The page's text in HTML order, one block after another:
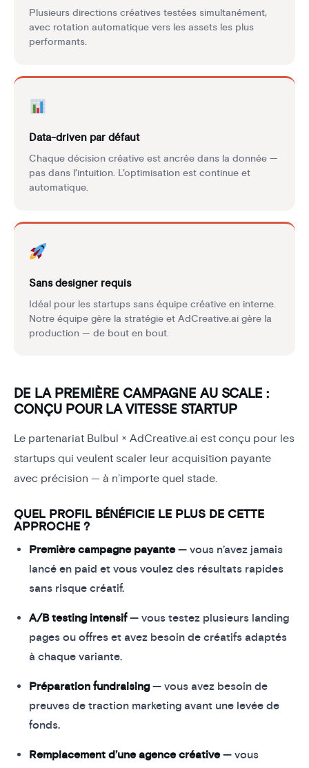
Plusieurs directions créatives testées simultanément,
avec rotation automatique vers les assets les plus
performants.
Data-driven par défaut
Chaque décision créative est ancrée dans la donnée —
pas dans l’intuition. L’optimisation est continue et
automatique.
Sans designer requis
Idéal pour les startups sans équipe créative en interne.
Notre équipe gère la stratégie et AdCreative.ai gère la
production — de bout en bout.
DE LA PREMIÈRE CAMPAGNE AU SCALE :
CONÇU POUR LA VITESSE STARTUP
Le partenariat Bulbul × AdCreative.ai est conçu pour les
startups qui veulent scaler leur acquisition payante
avec précision — à n’importe quel stade.
QUEL PROFIL BÉNÉFICIE LE PLUS DE CETTE
APPROCHE ?
Première campagne payante— vous n’avez jamais
lancé en paid et vous voulez des résultats rapides
sans risque créatif.
A/B testing intensif— vous testez plusieurs landing
pages ou offres et avez besoin de créatifs adaptés
à chaque variante.
Préparation fundraising— vous avez besoin de
preuves de traction marketing avant une levée de
fonds.
Remplacement d’une agence créative— vous